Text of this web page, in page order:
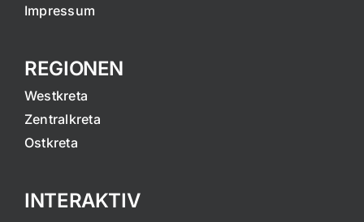
Impressum
REGIONEN
Westkreta
Zentralkreta
Ostkreta
INTERAKTIV